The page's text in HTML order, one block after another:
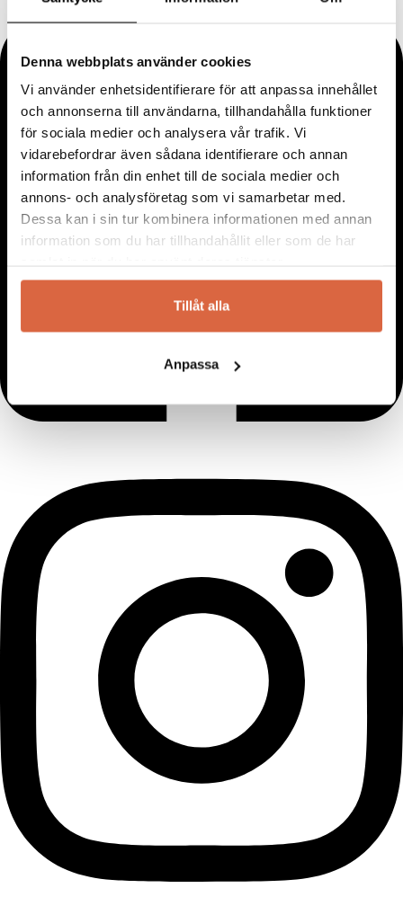
Denna webbplats använder cookies
Vi använder enhetsidentifierare för att anpassa innehållet
och annonserna till användarna, tillhandahålla funktioner
för sociala medier och analysera vår trafik. Vi
vidarebefordrar även sådana identifierare och annan
information från din enhet till de sociala medier och
annons- och analysföretag som vi samarbetar med.
Dessa kan i sin tur kombinera informationen med annan
information som du har tillhandahållit eller som de har
Tillåt alla
Anpassa